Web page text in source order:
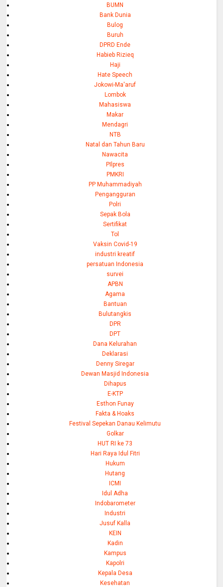
BUMN
Bank Dunia
Bulog
Buruh
DPRD Ende
Habieb Rizieq
Haji
Hate Speech
Jokowi-Ma'aruf
Lombok
Mahasiswa
Makar
Mendagri
NTB
Natal dan Tahun Baru
Nawacita
PIlpres
PMKRI
PP Muhammadiyah
Pengangguran
Polri
Sepak Bola
Sertifikat
Tol
Vaksin Covid-19
industri kreatif
persatuan Indonesia
survei
APBN
Agama
Bantuan
Bulutangkis
DPR
DPT
Dana Kelurahan
Deklarasi
Denny Siregar
Dewan Masjid Indonesia
Dihapus
E-KTP
Esthon Funay
Fakta & Hoaks
Festival Sepekan Danau Kelimutu
Golkar
HUT RI ke 73
Hari Raya Idul Fitri
Hukum
Hutang
ICMI
Idul Adha
Indobarometer
Industri
Jusuf Kalla
KEIN
Kadin
Kampus
Kapolri
Kepala Desa
Kesehatan